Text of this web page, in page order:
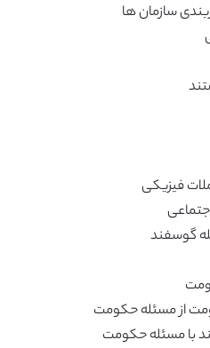
سازمان ها
فیزیکی
گوسفند